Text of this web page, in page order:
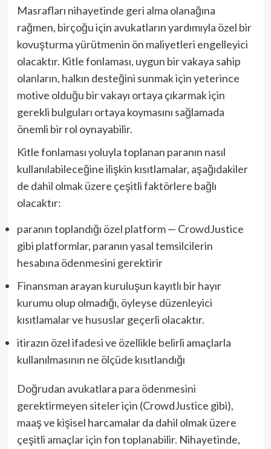
Masrafları nihayetinde geri alma olanağına
rağmen, birçoğu için avukatların yardımıyla özel bir
kovuşturma yürütmenin ön maliyetleri engelleyici
olacaktır. Kitle fonlaması, uygun bir vakaya sahip
olanların, halkın desteğini sunmak için yeterince
motive olduğu bir vakayı ortaya çıkarmak için
gerekli bulguları ortaya koymasını sağlamada
önemli bir rol oynayabilir.
Kitle fonlaması yoluyla toplanan paranın nasıl
kullanılabileceğine ilişkin kısıtlamalar, aşağıdakiler
de dahil olmak üzere çeşitli faktörlere bağlı
olacaktır:
paranın toplandığı özel platform — CrowdJustice
gibi platformlar, paranın yasal temsilcilerin
hesabına ödenmesini gerektirir
Finansman arayan kuruluşun kayıtlı bir hayır
kurumu olup olmadığı, öyleyse düzenleyici
kısıtlamalar ve hususlar geçerli olacaktır.
itirazın özel ifadesi ve özellikle belirli amaçlarla
kullanılmasının ne ölçüde kısıtlandığı
Doğrudan avukatlara para ödenmesini
gerektirmeyen siteler için (CrowdJustice gibi),
maaş ve kişisel harcamalar da dahil olmak üzere
çeşitli amaçlar için fon toplanabilir. Nihayetinde,